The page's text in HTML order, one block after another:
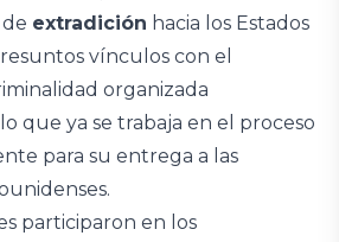
extradición hacia los Estados
vínculos con el
organizada
que ya se trabaja en el proceso
para su entrega a las
participaron en los